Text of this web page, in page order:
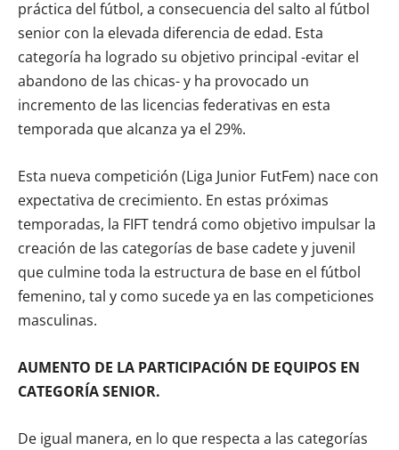
práctica del fútbol, a consecuencia del salto al fútbol
senior con la elevada diferencia de edad. Esta
categoría ha logrado su objetivo principal -evitar el
abandono de las chicas- y ha provocado un
incremento de las licencias federativas en esta
temporada que alcanza ya el 29%.
Esta nueva competición (Liga Junior FutFem) nace con
expectativa de crecimiento. En estas próximas
temporadas, la FIFT tendrá como objetivo impulsar la
creación de las categorías de base cadete y juvenil
que culmine toda la estructura de base en el fútbol
femenino, tal y como sucede ya en las competiciones
masculinas.
AUMENTO DE LA PARTICIPACIÓN DE EQUIPOS EN
CATEGORÍA SENIOR.
De igual manera, en lo que respecta a las categorías